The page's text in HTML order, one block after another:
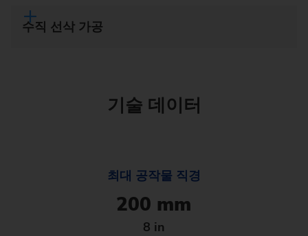
수직 선삭 가공
기술 데이터
최대 공작물 직경
200 mm
8 in